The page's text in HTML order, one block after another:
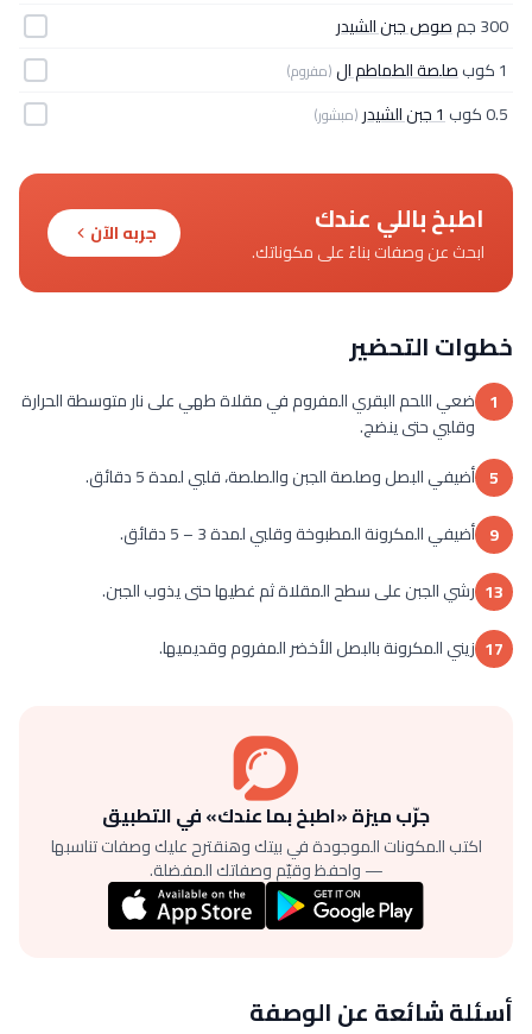
300 جم
صوص جبن الشيدر
1 كوب
صلصة الطماطم ال(مفروم)
0.5 كوب 1 جبن الشيدر (مبشور)
اطبخ باللي عندك
ابحث عن وصفات بناءً على مكوناتك.
جربه الآن
خطوات التحضير
1 ضعي اللحم البقري المفروم في مقلاة طهي على نار متوسطة الحرارة
وقلبي حتى ينضج.
5 أضيفي البصل وصلصة الجبن والصلصة، قلبي لمدة 5 دقائق.
9 أضيفي المكرونة المطبوخة وقلبي لمدة 3 – 5 دقائق.
13 رشي الجبن على سطح المقلاة ثم غطيها حتى يذوب الجبن.
17 زيني المكرونة بالبصل الأخضر المفروم وقديميها.
جرّب ميزة «اطبخ بما عندك» في التطبيق
اكتب المكونات الموجودة في بيتك وهنقترح عليك وصفات تناسبها
— واحفظ وقيّم وصفاتك المفضلة.
أسئلة شائعة عن الوصفة